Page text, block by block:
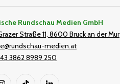
Rundschau Medien GmbH
Straße 11, 8600 Bruck an der Mur
medien.at
3862 8989 250